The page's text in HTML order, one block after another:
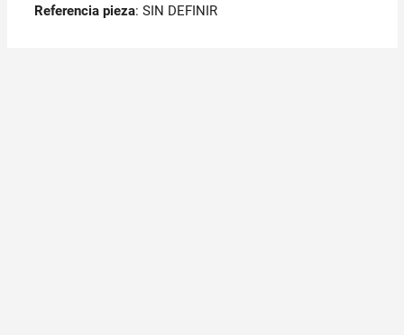
Referencia pieza: SIN DEFINIR